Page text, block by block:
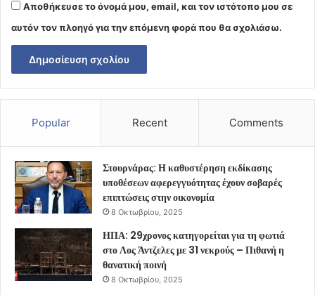
Αποθήκευσε το όνομά μου, email, και τον ιστότοπο μου σε
αυτόν τον πλοηγό για την επόμενη φορά που θα σχολιάσω.
Popular Recent Comments
Στουρνάρας: Η καθυστέρηση εκδίκασης
υποθέσεων αφερεγγυότητας έχουν σοβαρές
επιπτώσεις στην οικονομία
8 Οκτωβρίου, 2025
ΗΠΑ: 29χρονος κατηγορείται για τη φωτιά
στο Λος Άντζελες με 31 νεκρούς – Πιθανή η
θανατική ποινή
8 Οκτωβρίου, 2025